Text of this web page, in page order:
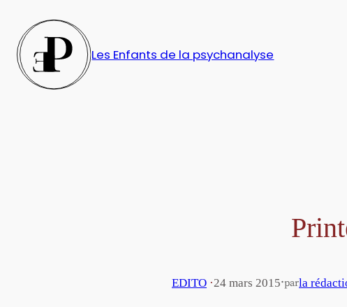
contenu
Les Enfants de la psychanalyse
EDITO ·24 mars 2015·parla